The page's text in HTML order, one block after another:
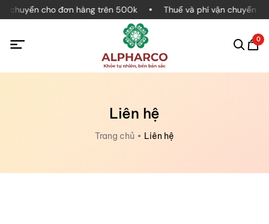
chuyển cho đơn hàng trên 500k Thuế và phí vận chuyển
0
Liên hệ
Trang chủ Liên hệ